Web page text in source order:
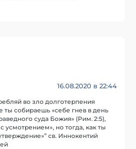
16.08.2020 в 22:44
во зло долготерпения
ты собираешь «себе гнев в день
суда Божия» (Рим. 2:5),
усмотрением», но тогда, как ты
св. Иннокентий